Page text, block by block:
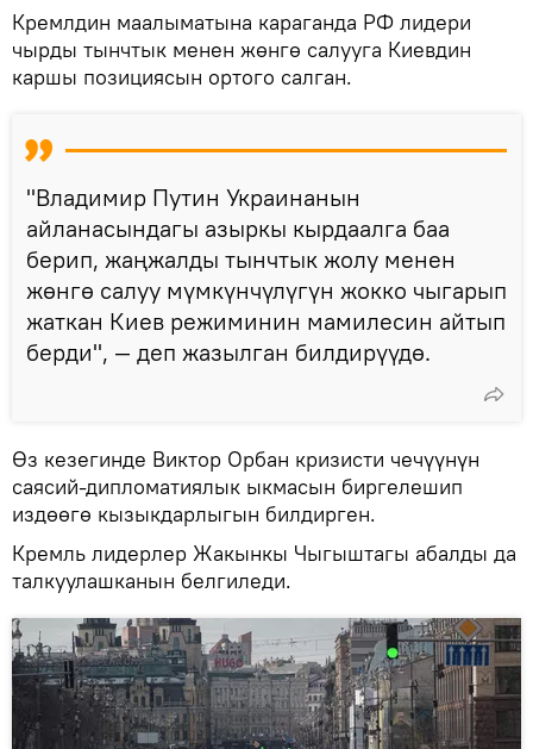
Кремлдин маалыматына караганда РФ лидери
чырды тынчтык менен жөнгө салууга Киевдин
каршы позициясын ортого салган.
"Владимир Путин Украинанын
айланасындагы азыркы кырдаалга баа
берип, жаңжалды тынчтык жолу менен
жөнгө салуу мүмкүнчүлүгүн жокко чыгарып
жаткан Киев режиминин мамилесин айтып
берди", — деп жазылган билдирүүдө.
Өз кезегинде Виктор Орбан кризисти чечүүнүн
саясий-дипломатиялык ыкмасын биргелешип
издөөгө кызыкдарлыгын билдирген.
Кремль лидерлер Жакынкы Чыгыштагы абалды да
талкуулашканын белгиледи.